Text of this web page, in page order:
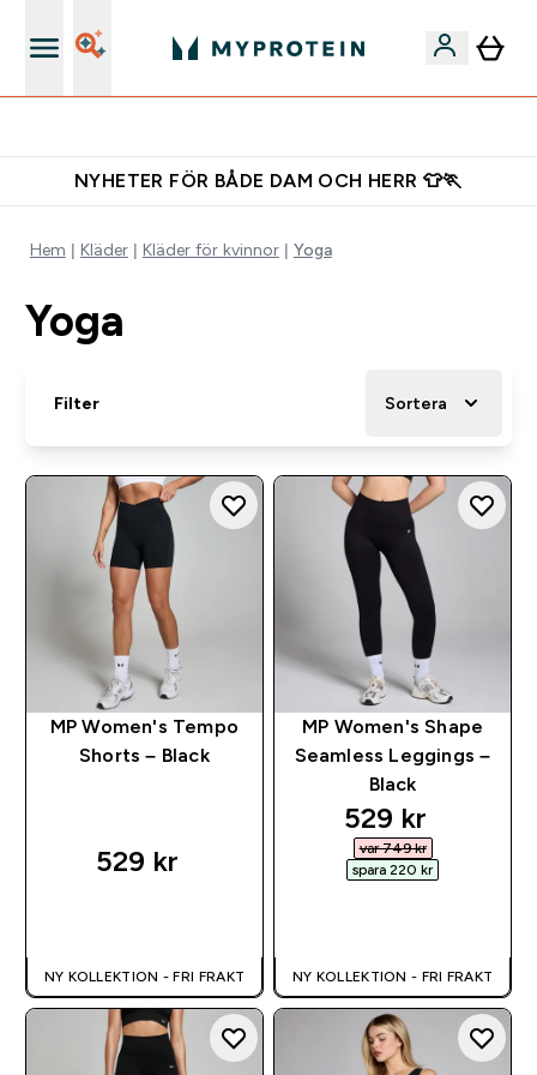
NYHETER FÖR BÅDE DAM OCH HERR 👕🏃
Hem Kläder Kläder för kvinnor Yoga
Yoga
Filter Sortera
MP Women's Tempo
Shorts – Black
529 kr‎
NY KOLLEKTION - FRI FRAKT
MP Women's Shape
Seamless Leggings –
Black
discounted
529 kr‎
var 749 kr‎
spara 220 kr‎
NY KOLLEKTION - FRI FRAKT